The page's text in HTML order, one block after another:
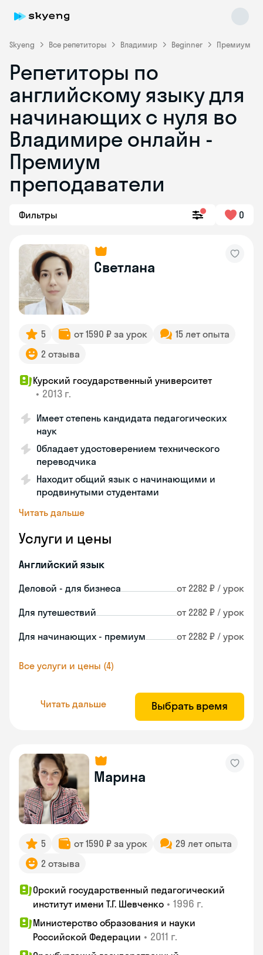
Skyeng Все репетиторы Владимир Beginner Премиум
Репетиторы по
английскому языку для
начинающих с нуля во
Владимире онлайн -
Премиум
преподаватели
Фильтры 0
Светлана
5 от 1590 ₽ за урок
15 лет опыта
2 отзыва
Курский государственный университет
• 2013 г.
Имеет степень кандидата педагогических
наук
Обладает удостоверением технического
переводчика
Находит общий язык с начинающими и
продвинутыми студентами
Читать дальше
Услуги и цены
Английский язык
Деловой - для бизнеса от 2282 ₽ / урок
Для путешествий от 2282 ₽ / урок
Для начинающих - премиум от 2282 ₽ / урок
Все услуги и цены (4)
Читать дальше Выбрать время
Марина
5 от 1590 ₽ за урок
29 лет опыта
2 отзыва
Орский государственный педагогический
институт имени Т.Г. Шевченко • 1996 г.
Министерство образования и науки
Российской Федерации • 2011 г.
Skyeng Chat
online